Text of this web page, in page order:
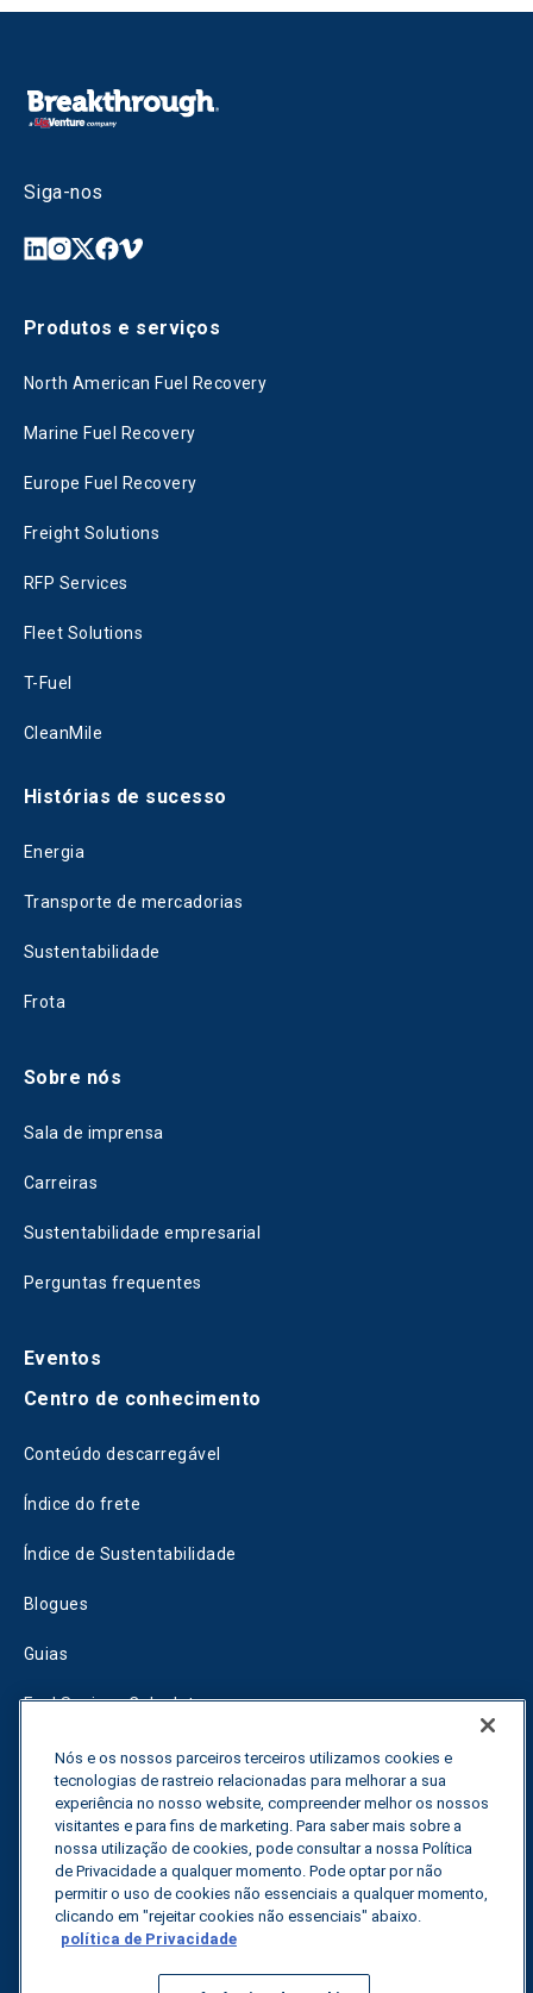
Siga-nos
Produtos e serviços
North American Fuel Recovery
Marine Fuel Recovery
Europe Fuel Recovery
Freight Solutions
RFP Services
Fleet Solutions
T-Fuel
CleanMile
Histórias de sucesso
Energia
Transporte de mercadorias
Sustentabilidade
Frota
Sobre nós
Sala de imprensa
Carreiras
Sustentabilidade empresarial
Perguntas frequentes
Eventos
Centro de conhecimento
Conteúdo descarregável
Índice do frete
Índice de Sustentabilidade
Blogues
Guias
Fuel Savings Calculator
Calculadora de otimização do transporte
Rastreador de tarifas
Contactar-nos
Nós e os nossos parceiros terceiros utilizamos cookies e
tecnologias de rastreio relacionadas para melhorar a sua
experiência no nosso website, compreender melhor os nossos
visitantes e para fins de marketing. Para saber mais sobre a
nossa utilização de cookies, pode consultar a nossa Política
de Privacidade a qualquer momento. Pode optar por não
permitir o uso de cookies não essenciais a qualquer momento,
clicando em "rejeitar cookies não essenciais" abaixo.
política de Privacidade